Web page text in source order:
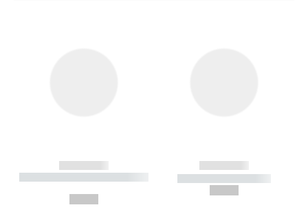
------------
----------- ----------- --------
------------
----------- -----------